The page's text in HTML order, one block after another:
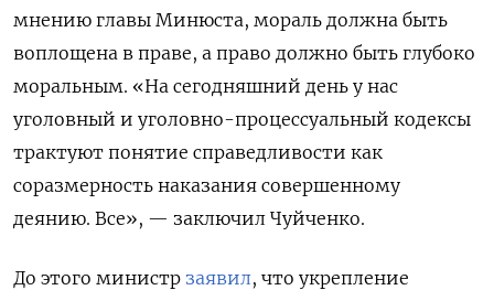
мнению главы Минюста, мораль должна быть
воплощена в праве, а право должно быть глубоко
моральным. «На сегодняшний день у нас
уголовный и уголовно-процессуальный кодексы
трактуют понятие справедливости как
соразмерность наказания совершенному
деянию. Все», — заключил Чуйченко.
До этого министр заявил, что укрепление